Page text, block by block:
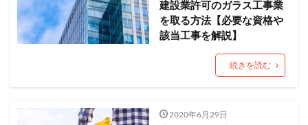
建設業許可のガラス工事業
を取る方法【必要な資格や
該当工事を解説】
続きを読む
2020年6月29日